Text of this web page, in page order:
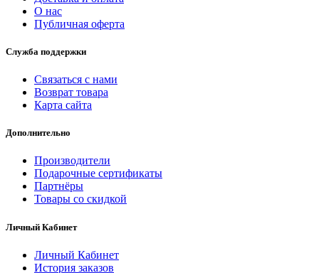
О нас
Публичная оферта
Служба поддержки
Связаться с нами
Возврат товара
Карта сайта
Дополнительно
Производители
Подарочные сертификаты
Партнёры
Товары со скидкой
Личный Кабинет
Личный Кабинет
История заказов